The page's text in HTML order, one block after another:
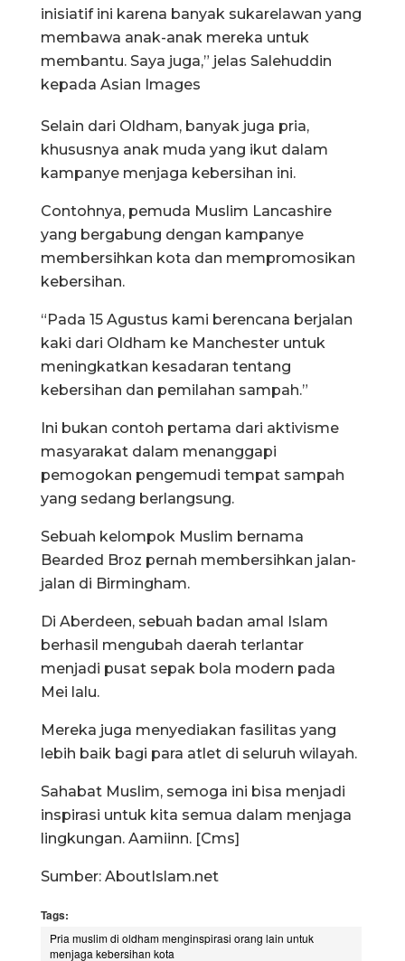
inisiatif ini karena banyak sukarelawan yang
membawa anak-anak mereka untuk
membantu. Saya juga,” jelas Salehuddin
kepada Asian Images
Selain dari Oldham, banyak juga pria,
khususnya anak muda yang ikut dalam
kampanye menjaga kebersihan ini.
Contohnya, pemuda Muslim Lancashire
yang bergabung dengan kampanye
membersihkan kota dan mempromosikan
kebersihan.
“Pada 15 Agustus kami berencana berjalan
kaki dari Oldham ke Manchester untuk
meningkatkan kesadaran tentang
kebersihan dan pemilahan sampah.”
Ini bukan contoh pertama dari aktivisme
masyarakat dalam menanggapi
pemogokan pengemudi tempat sampah
yang sedang berlangsung.
Sebuah kelompok Muslim bernama
Bearded Broz pernah membersihkan jalan-
jalan di Birmingham.
Di Aberdeen, sebuah badan amal Islam
berhasil mengubah daerah terlantar
menjadi pusat sepak bola modern pada
Mei lalu.
Mereka juga menyediakan fasilitas yang
lebih baik bagi para atlet di seluruh wilayah.
Sahabat Muslim, semoga ini bisa menjadi
inspirasi untuk kita semua dalam menjaga
lingkungan. Aamiinn. [Cms]
Sumber: AboutIslam.net
Tags:
Pria muslim di oldham menginspirasi orang lain untuk
menjaga kebersihan kota